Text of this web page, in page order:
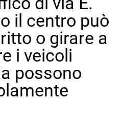
il centro può
o girare a
i veicoli
possono